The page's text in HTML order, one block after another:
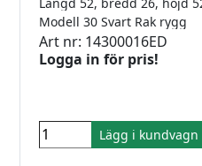
Modell 30 Svart Rak rygg
Art nr: 14300016ED
Logga in för pris!
Lägg i kundvagn